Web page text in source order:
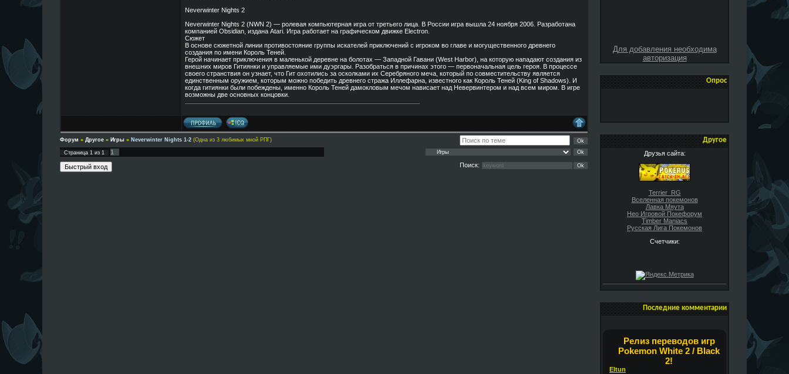
Для добавления необходима
авторизация
Опрос
Другое
Друзья сайта:
Terrier_RG
Вселенная покемонов
Лавка Мяута
Нео Игровой Покефорум
Timber Maniacs
Русская Лига Покемонов
Счетчики:
Последние комментарии
Релиз переводов игр
Pokemon White 2 / Black
2!
Eltun
Neverwinter Nights 2
Neverwinter Nights 2 (NWN 2) — ролевая компьютерная игра от третьего лица. В России игра вышла 24 ноября 2006. Разработана
компанией Obsidian, издана Atari. Игра работает на графическом движке Electron.
Сюжет
В основе сюжетной линии противостояние группы искателей приключений с игроком во главе и могущественного древнего
создания по имени Король Теней.
Герой начинает приключения в маленькой деревне на болотах — Западной Гавани (West Harbor), на которую нападают создания из
внешних миров Гитиянки и управляемые ими дуэргары. Разобраться в причинах этого — первоначальная цель героя. В процессе
своего странствия он узнает, что Гит охотились за осколками их Серебряного меча, который по совместительству является
единственным оружием, которым можно победить древнего стража Иллефарна, известного как Король Теней (King of Shadows). И
когда гитиянки были побеждены, именно Король Теней дамокловым мечом нависает над Невервинтером и над всем миром. В игре
возможны две основных концовки.
Форум » Другое » Игры » Neverwinter Nights 1-2 (Одна из 3 любимых мной РПГ)
Страница 1 из 1
1
Поиск: